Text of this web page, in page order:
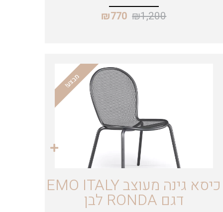
₪1,200
₪770
מבצע!
כיסא גינה מעוצב EMO ITALY
דגם RONDA לבן